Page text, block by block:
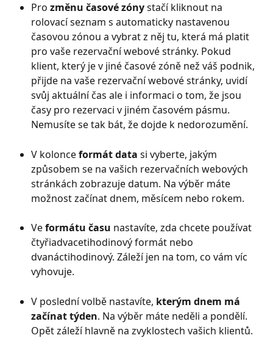
Pro změnu časové zóny stačí kliknout na
rolovací seznam s automaticky nastavenou
časovou zónou a vybrat z něj tu, která má platit
pro vaše rezervační webové stránky. Pokud
klient, který je v jiné časové zóně než váš podnik,
přijde na vaše rezervační webové stránky, uvidí
svůj aktuální čas ale i informaci o tom, že jsou
časy pro rezervaci v jiném časovém pásmu.
Nemusíte se tak bát, že dojde k nedorozumění.
V kolonce formát data si vyberte, jakým
způsobem se na vašich rezervačních webových
stránkách zobrazuje datum. Na výběr máte
možnost začínat dnem, měsícem nebo rokem.
Ve formátu času nastavíte, zda chcete používat
čtyřiadvacetihodinový formát nebo
dvanáctihodinový. Záleží jen na tom, co vám víc
vyhovuje.
V poslední volbě nastavíte, kterým dnem má
začínat týden. Na výběr máte neděli a pondělí.
Opět záleží hlavně na zvyklostech vašich klientů.